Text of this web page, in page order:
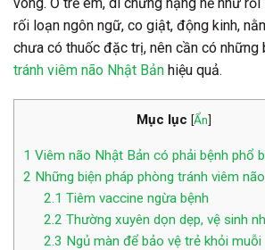
rối loạn ngôn ngữ, co giật, động kinh,
chưa có thuốc đặc trị, nên cần có những
tránh viêm não Nhật Bản hiệu quả.
Mục lục [Ẩn]
1 Viêm não Nhật Bản có phải bệnh phổ
2 Những biện pháp phòng tránh viêm
2.1 Tiêm vaccine ngừa bệnh
2.2 Thường xuyên dọn dẹp, vệ sinh
2.3 Ngủ màn để bảo vệ trẻ khỏi muỗi